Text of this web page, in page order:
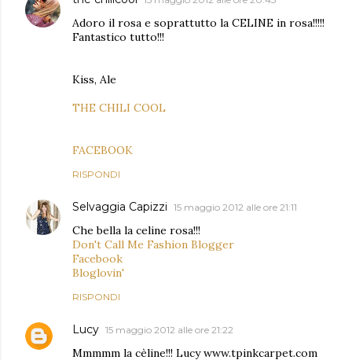
Adoro il rosa e soprattutto la CELINE in rosa!!!!!
Fantastico tutto!!!
Kiss, Ale
THE CHILI COOL
FACEBOOK
RISPONDI
Selvaggia Capizzi 15 maggio 2012 alle ore 21:11
Che bella la celine rosa!!!
Don't Call Me Fashion Blogger
Facebook
Bloglovin'
RISPONDI
Lucy 15 maggio 2012 alle ore 21:22
Mmmmm la cèline!!! Lucy www.tpinkcarpet.com